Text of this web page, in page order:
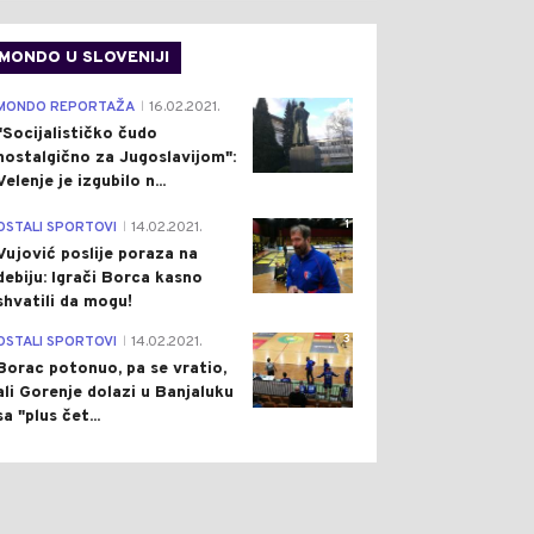
MONDO U SLOVENIJI
4
REPORTAŽA 16.02.2021.
čudo
za Jugoslavijom":
je izgubilo n...
1
SPORTOVI 14.02.2021.
poslije poraza na
Igrači Borca kasno
da mogu!
3
SPORTOVI 14.02.2021.
potonuo, pa se vratio,
Gorenje dolazi u Banjaluku
"plus čet...